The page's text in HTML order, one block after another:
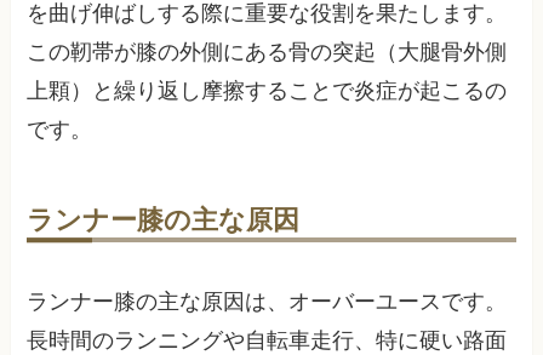
を曲げ伸ばしする際に重要な役割を果たします。
この靭帯が膝の外側にある骨の突起（大腿骨外側
上顆）と繰り返し摩擦することで炎症が起こるの
です。
ランナー膝の主な原因
ランナー膝の主な原因は、オーバーユースです。
長時間のランニングや自転車走行、特に硬い路面